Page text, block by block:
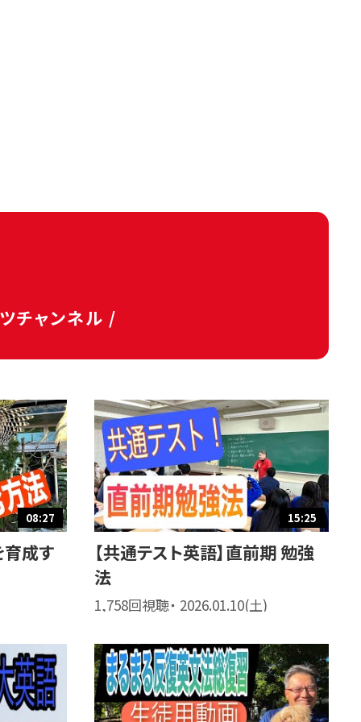
チャンネル /
08:27
育成す
15:25
【共通テスト英語】直前期 勉強
法
1,758回視聴・ 2026.01.10(土)